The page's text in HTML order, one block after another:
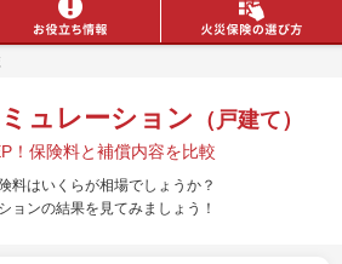
！保険料と補償内容を比較
ュレーション （戸建て）
料はいくらが相場でしょうか？
ョンの結果を見てみましょう！